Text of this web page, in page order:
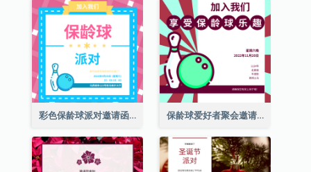
彩色保龄球派对邀请函 保龄球爱好者聚会邀请函